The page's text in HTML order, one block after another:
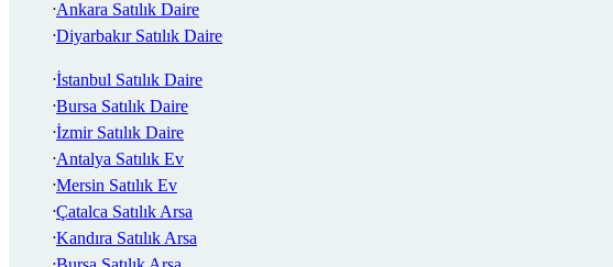
Ankara Satılık Daire
Diyarbakır Satılık Daire
İstanbul Satılık Daire
Bursa Satılık Daire
İzmir Satılık Daire
Antalya Satılık Ev
Mersin Satılık Ev
Çatalca Satılık Arsa
Kandıra Satılık Arsa